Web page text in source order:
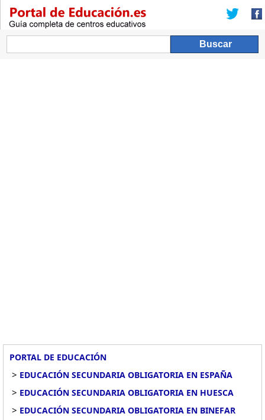
PORTAL DE EDUCACIÓN
> EDUCACIÓN SECUNDARIA OBLIGATORIA EN ESPAÑA
> EDUCACIÓN SECUNDARIA OBLIGATORIA EN HUESCA
> EDUCACIÓN SECUNDARIA OBLIGATORIA EN BINEFAR